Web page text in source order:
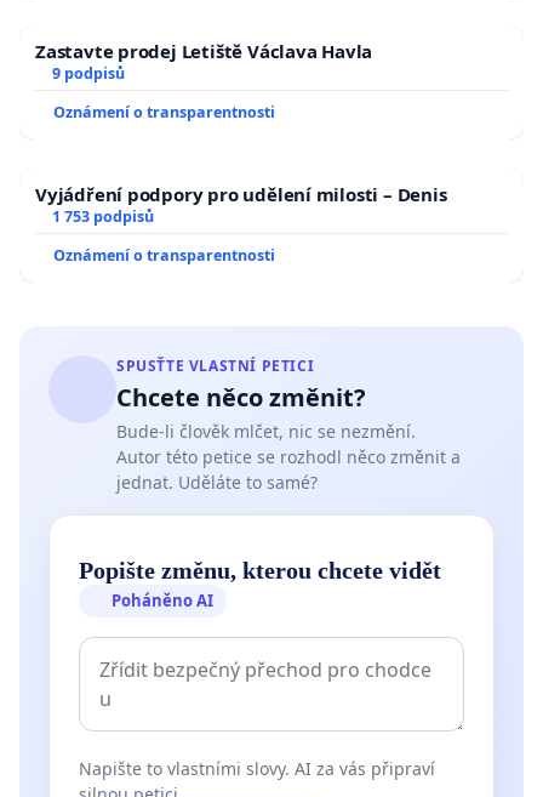
Zastavte prodej Letiště Václava Havla
9 podpisů
Oznámení o transparentnosti
Vyjádření podpory pro udělení milosti – Denis
1 753 podpisů
Oznámení o transparentnosti
SPUSŤTE VLASTNÍ PETICI
Chcete něco změnit?
Bude-li člověk mlčet, nic se nezmění.
Autor této petice se rozhodl něco změnit a
jednat. Uděláte to samé?
Popište změnu, kterou chcete vidět
Poháněno AI
Napište to vlastními slovy. AI za vás připraví